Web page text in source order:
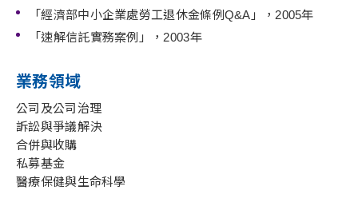
「經濟部中小企業處勞工退休金條例Q&A」，2005年
「速解信託實務案例」，2003年
業務領域
公司及公司治理
訴訟與爭議解決
合併與收購
私募基金
醫療保健與生命科學